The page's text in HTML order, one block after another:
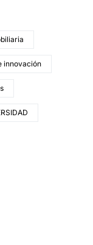
innovación